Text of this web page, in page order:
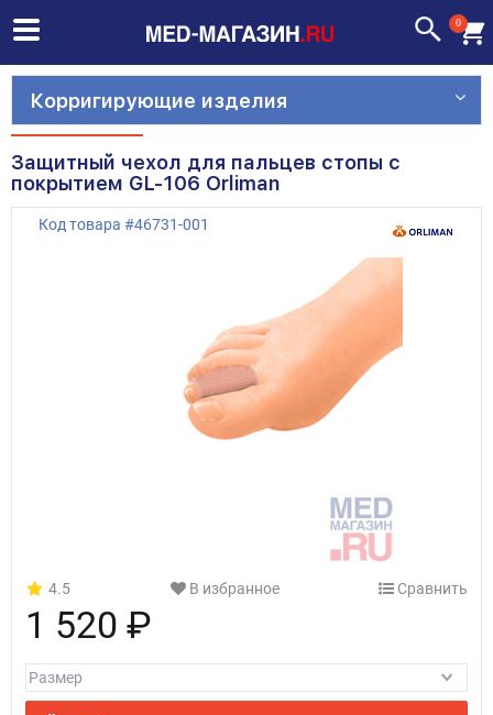
0
Корригирующие изделия
Защитный чехол для пальцев стопы с
покрытием GL-106 Orliman
Код товара #46731-001
4.5 В избранное Сравнить
1 520 ₽